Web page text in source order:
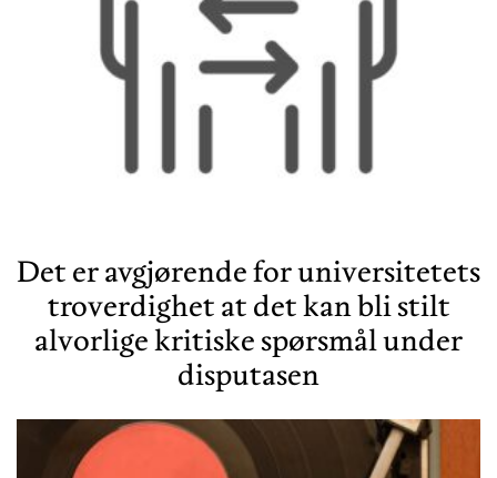
Det er avgjørende for universitetets
troverdighet at det kan bli stilt
alvorlige kritiske spørsmål under
disputasen